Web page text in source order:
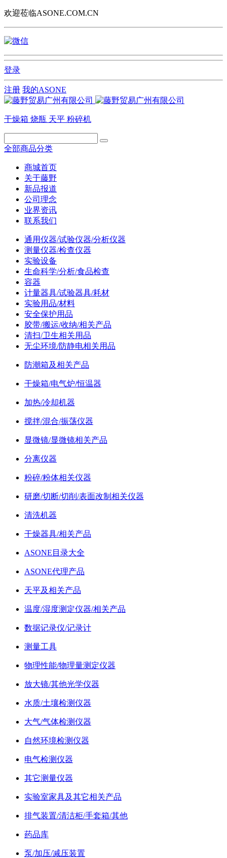
欢迎莅临ASONE.COM.CN
登录
注册 我的ASONE
干燥箱 烧瓶 天平 粉碎机
全部商品分类
商城首页
关于藤野
新品报道
公司理念
业界资讯
联系我们
通用仪器/试验仪器/分析仪器
测量仪器/检查仪器
实验设备
生命科学/分析/食品检查
容器
计量器具/试验器具/耗材
实验用品/材料
安全保护用品
胶带/搬运/收纳/相关产品
清扫/卫生相关用品
无尘环境/防静电相关用品
防潮箱及相关产品
干燥箱/电气炉/恒温器
加热/冷却机器
搅拌/混合/振荡仪器
显微镜/显微镜相关产品
分离仪器
粉碎/粉体相关仪器
研磨/切断/切削/表面改制相关仪器
清洗机器
干燥器具/相关产品
ASONE目录大全
ASONE代理产品
天平及相关产品
温度/湿度测定仪器/相关产品
数据记录仪/记录计
测量工具
物理性能/物理量测定仪器
放大镜/其他光学仪器
水质/土壤检测仪器
大气/气体检测仪器
自然环境检测仪器
电气检测仪器
其它测量仪器
实验室家具及其它相关产品
排气装置/清洁柜/手套箱/其他
药品库
泵/加压/减压装置